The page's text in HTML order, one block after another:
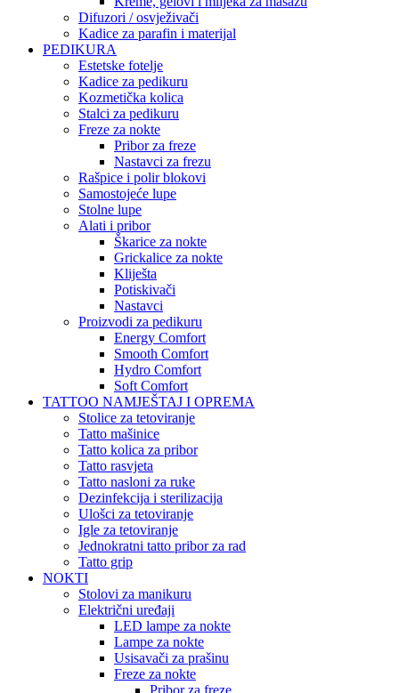
Difuzori / osvježivači
Kadice za parafin i materijal
PEDIKURA
Estetske fotelje
Kadice za pedikuru
Kozmetička kolica
Stalci za pedikuru
Freze za nokte
Pribor za freze
Nastavci za frezu
Rašpice i polir blokovi
Samostojeće lupe
Stolne lupe
Alati i pribor
Škarice za nokte
Grickalice za nokte
Kliješta
Potiskivači
Nastavci
Proizvodi za pedikuru
Energy Comfort
Smooth Comfort
Hydro Comfort
Soft Comfort
TATTOO NAMJEŠTAJ I OPREMA
Stolice za tetoviranje
Tatto mašinice
Tatto kolica za pribor
Tatto rasvjeta
Tatto nasloni za ruke
Dezinfekcija i sterilizacija
Ulošci za tetoviranje
Igle za tetoviranje
Jednokratni tatto pribor za rad
Tatto grip
NOKTI
Stolovi za manikuru
Električni uređaji
LED lampe za nokte
Lampe za nokte
Usisavači za prašinu
Freze za nokte
Pribor za freze